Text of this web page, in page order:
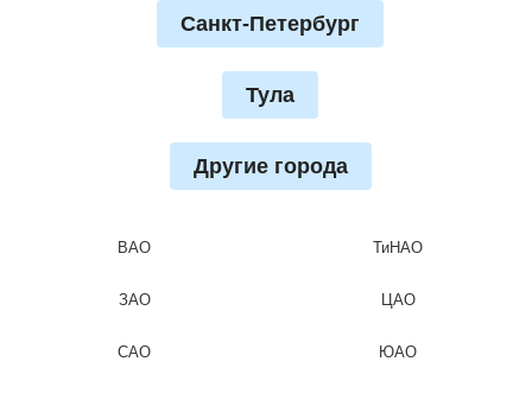
Санкт-Петербург
Тула
Другие города
ВАО
ЗАО
САО
ТиНАО
ЦАО
ЮАО